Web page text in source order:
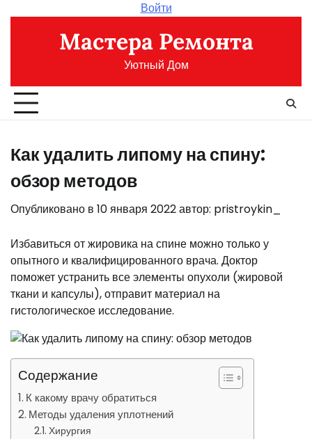
содержимому
Войти
Мастера Ремонта
Уютный Дом
Как удалить липому на спину:
обзор методов
Опубликовано в 10 января 2022автор: pristroykin_
Избавиться от жировика на спине можно только у
опытного и квалифицированного врача. Доктор
поможет устранить все элементы опухоли (жировой
ткани и капсулы), отправит материал на
гистологическое исследование.
Содержание
К какому врачу обратиться
Методы удаления уплотнений
Хирургия